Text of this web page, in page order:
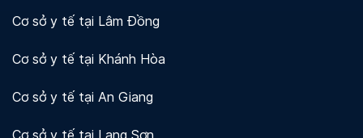
Cơ sở y tế tại Lâm Đồng
Cơ sở y tế tại Khánh Hòa
Cơ sở y tế tại An Giang